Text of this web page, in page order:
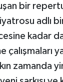
bir
adlı
kadar
çalışmaları
zamanda